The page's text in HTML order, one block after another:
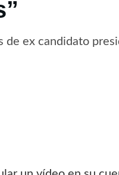
de ex candidato